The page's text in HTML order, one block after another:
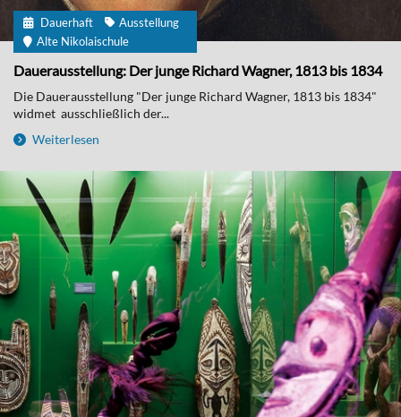
Dauerhaft
Ausstellung
Alte Nikolaischule
Dauerausstellung: Der junge Richard Wagner, 1813 bis 1834
Die Dauerausstellung "Der junge Richard Wagner, 1813 bis 1834"
widmet ausschließlich der...
Weiterlesen